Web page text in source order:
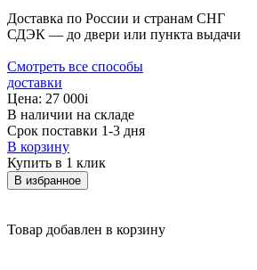
Доставка по России и странам СНГ
СДЭК — до двери или пункта выдачи
Смотреть все способы
доставки
Цена: 27 000i
В наличии на складе
Срок поставки 1-3 дня
В корзину
Купить в 1 клик
В избранное
Товар добавлен в корзину